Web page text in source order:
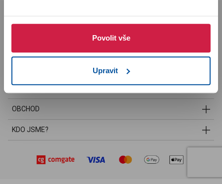
Povolit vše
Upravit
Sledujte nás:
youtubeinstagram
facebook
OBCHOD
KDO JSME?